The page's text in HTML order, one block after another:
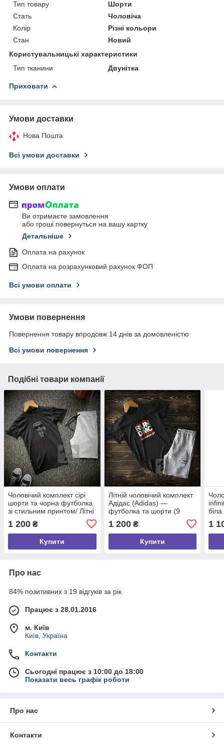
Тип товару
Шорти
Стать
Чоловіча
Колір
Різні кольори
Стан
Новий
Користувальницькі характеристики
Тип тканини
Двунітка
Приховати
Умови доставки
Нова Пошта
Всі умови доставки
Умови оплати
Ви отримаєте замовлення
або гроші повернуться на вашу картку
Детальніше
Оплата на рахунок
Оплата на розрахунковий рахунок ФОП
Всі умови оплати
Умови повернення
Повернення товару впродовж 14 днів за домовленістю
Всі умови повернення
Подібні товари компанії
Чоловічий комплект сірі
шорти та чорна футболка
зі стильним принтом/ Літні
1 200 ₴
Купити
Літній чоловічий комплект
Адідас (Adidas) —
футболка та шорти (9
видів)/ Літні комплекти для
чоловіків
1 200₴
Купити
1
Про нас
84% позитивних з 19 відгуків за рік
Працює з 28.01.2016
м. Київ
Київ, Україна
Контакти
Сьогодні працює з 10:00 до 18:00
Показати весь графік роботи
Про нас
Контакти